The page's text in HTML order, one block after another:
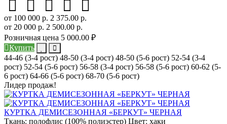
от 100 000 р. 2 375.00 р.
от 20 000 р. 2 500.00 р.
Розничная цена 5 000.00 ₽
Купить
44-46 (3-4 рост) 48-50 (3-4 рост) 48-50 (5-6 рост) 52-54 (3-4
рост) 52-54 (5-6 рост) 56-58 (3-4 рост) 56-58 (5-6 рост) 60-62 (5-
6 рост) 64-66 (5-6 рост) 68-70 (5-6 рост)
Лидер продаж!
КУРТКА ДЕМИСЕЗОННАЯ «БЕРКУТ» ЧЕРНАЯ
Ткань: полофлис (100% полиэстер) Цвет: хаки